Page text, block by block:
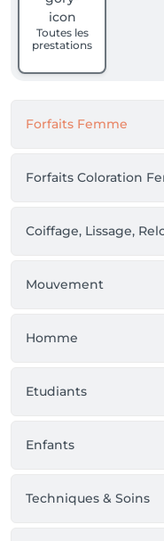
Toutes les
prestations
Forfaits Femme
Forfaits Coloration
Coiffage, Lissage,
Mouvement
Homme
Etudiants
Enfants
Techniques & Soins